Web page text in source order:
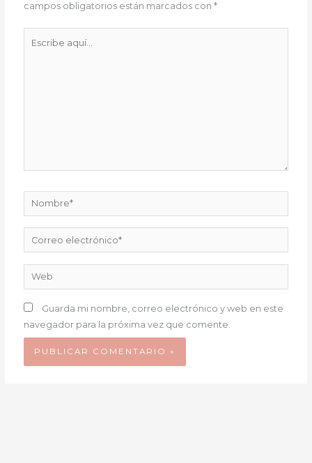
campos obligatorios están marcados con*
Nombre*
Correo
electrónico*
Web
Guarda mi nombre, correo electrónico y web en este
navegador para la próxima vez que comente.